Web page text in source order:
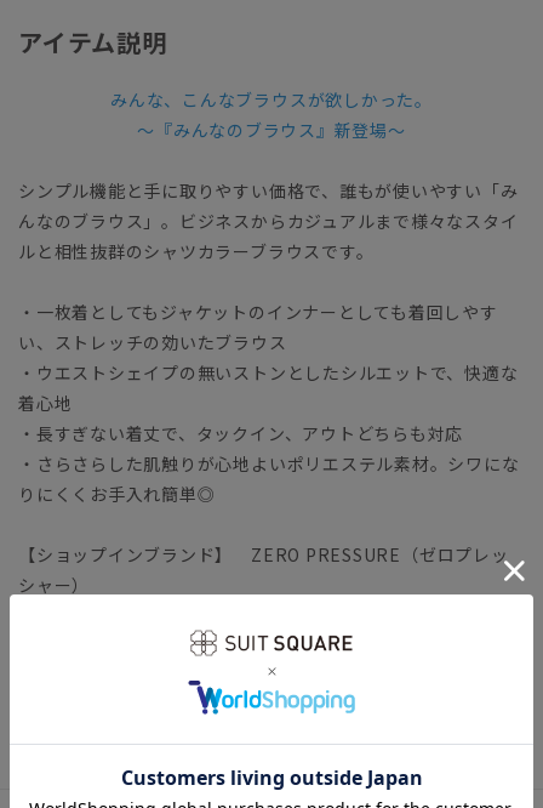
アイテム説明
みんな、こんなブラウスが欲しかった。
～『みんなのブラウス』新登場～
シンプル機能と手に取りやすい価格で、誰もが使いやすい「み
んなのブラウス」。ビジネスからカジュアルまで様々なスタイ
ルと相性抜群のシャツカラーブラウスです。
・一枚着としてもジャケットのインナーとしても着回しやす
い、ストレッチの効いたブラウス
・ウエストシェイプの無いストンとしたシルエットで、快適な
着心地
・長すぎない着丈で、タックイン、アウトどちらも対応
・さらさらした肌触りが心地よいポリエステル素材。シワにな
りにくくお手入れ簡単◎
【ショップインブランド】 ZERO PRESSURE（ゼロプレッ
シャー）
デザイン」とすべてを兼ね備えた『ゼロ プレッシャー』シリー
ズは今を生きるビジネスパーソンをサポートします。